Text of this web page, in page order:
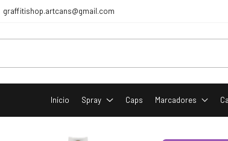
graffitishop.artcans@gmail.com
Início Spray Caps Marcadores